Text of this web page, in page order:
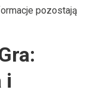
pozostają
i